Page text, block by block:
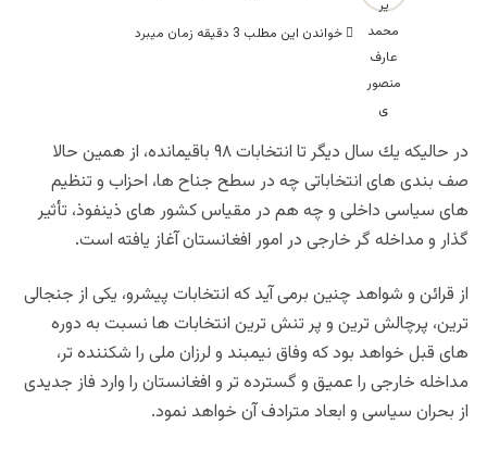
خواندن این مطلب 3 دقیقه زمان میبرد
در حاليكه يك سال ديگر تا انتخابات ٩٨ باقيمانده، از همين حالا
صف بندى هاى انتخاباتى چه در سطح جناح ها، احزاب و تنظيم
هاى سياسى داخلى و چه هم در مقياس كشور هاى ذينفوذ، تأثير
گذار و مداخله گر خارجى در امور افغانستان آغاز يافته است.
از قرائن و شواهد چنين برمى آيد كه انتخابات پيشرو، يكى از جنجالى
ترين، پرچالش ترين و پر تنش ترين انتخابات ها نسبت به دوره
هاى قبل خواهد بود كه وفاق نيمبند و لرزان ملى را شكننده تر،
مداخله خارجى را عميق و گسترده تر و افغانستان را وارد فاز جديدى
از بحران سياسى و ابعاد مترادف آن خواهد نمود.